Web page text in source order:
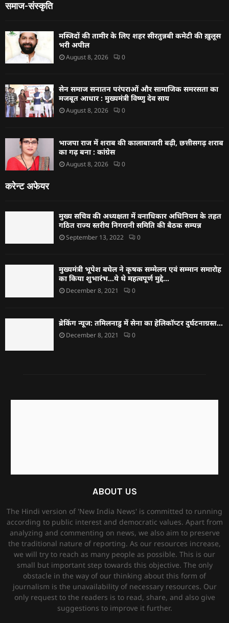
समाज-संस्कृति
मस्जिदों की तामीर के लिए शहर सीरतुन्नबी कमेटी की ख़ुलूस
भरी अपील
August 8, 2026 0
सेन समाज सनातन परंपराओं और सामाजिक समरसता का
मजबूत आधार : मुख्यमंत्री विष्णु देव साय
August 8, 2026 0
भाजपा राज में शराब की कालाबाजारी बढ़ी, छत्तीसगढ़ शराब
का गढ़ बना : कांग्रेस
August 8, 2026 0
करेन्ट अफेयर
मुख्य सचिव की अध्यक्षता में वनाधिकार अधिनियम के तहत
गठित राज्य स्तरीय निगरानी समिति की बैठक सम्पन्न
September 13, 2022 0
मुख्यमंत्री भूपेश बघेल ने कृषक सम्मेलन एवं सम्मान समारोह
का किया शुभारंभ…ये थे महत्वपूर्ण मुद्दे…
December 8, 2021 0
ब्रेकिंग न्यूज: तमिलनाडु में सेना का हेलिकॉप्टर दुर्घटनाग्रस्त…
December 8, 2021 0
ABOUT US
The Hindi version of 'New India News' is committed to running
according to public interest and democratic values. Apart from
analyzing and commenting on news, we also aim to preserve
the traditional nature of reporting. As our resources increase,
we will try to reach as many people as possible. This is our
small but important step towards this objective. The only
obstacle in the way of our thinking about this form of
journalism is the unavailability of necessary resources. Our
only request to the readers is to read, share, and also give
suggestions to improve it further.